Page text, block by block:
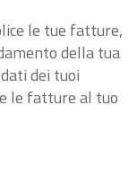
le tue fatture,
della tua
dei tuoi
le fatture al tuo